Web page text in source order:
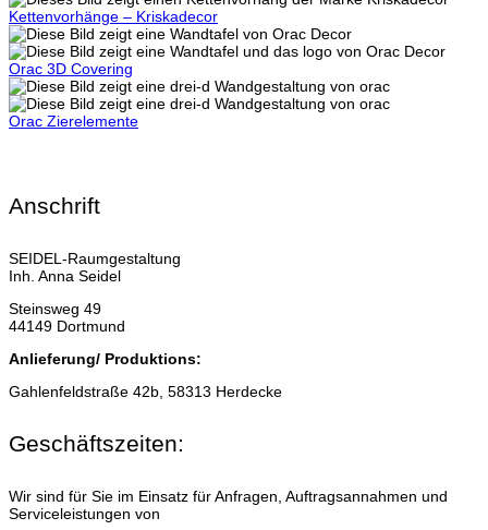
Kettenvorhänge – Kriskadecor
Orac 3D Covering
Orac Zierelemente
Anschrift
SEIDEL-Raumgestaltung
Inh. Anna Seidel
Steinsweg 49
44149 Dortmund
Anlieferung/ Produktions:
Gahlenfeldstraße 42b, 58313 Herdecke
Geschäftszeiten:
Wir sind für Sie im Einsatz für Anfragen, Auftragsannahmen und
Serviceleistungen von